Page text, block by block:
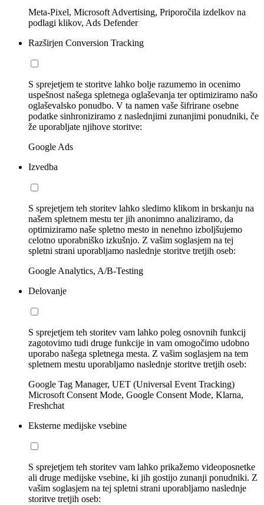
Meta-Pixel, Microsoft Advertising, Priporočila izdelkov na
podlagi klikov, Ads Defender
Razširjen Conversion Tracking
S sprejetjem te storitve lahko bolje razumemo in ocenimo
uspešnost našega spletnega oglaševanja ter optimiziramo našo
oglaševalsko ponudbo. V ta namen vaše šifrirane osebne
podatke sinhroniziramo z naslednjimi zunanjimi ponudniki, če
že uporabljate njihove storitve:
Google Ads
Izvedba
S sprejetjem teh storitev lahko sledimo klikom in brskanju na
našem spletnem mestu ter jih anonimno analiziramo, da
optimiziramo naše spletno mesto in nenehno izboljšujemo
celotno uporabniško izkušnjo. Z vašim soglasjem na tej
spletni strani uporabljamo naslednje storitve tretjih oseb:
Google Analytics, A/B-Testing
Delovanje
S sprejetjem teh storitev vam lahko poleg osnovnih funkcij
zagotovimo tudi druge funkcije in vam omogočimo udobno
uporabo našega spletnega mesta. Z vašim soglasjem na tem
spletnem mestu uporabljamo naslednje storitve tretjih oseb:
Google Tag Manager, UET (Universal Event Tracking)
Microsoft Consent Mode, Google Consent Mode, Klarna,
Freshchat
Eksterne medijske vsebine
S sprejetjem teh storitev vam lahko prikažemo videoposnetke
ali druge medijske vsebine, ki jih gostijo zunanji ponudniki. Z
vašim soglasjem na tej spletni strani uporabljamo naslednje
storitve tretjih oseb: